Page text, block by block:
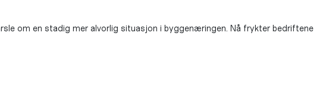
om en stadig mer alvorlig situasjon i byggenæringen. Nå frykter bedriftene